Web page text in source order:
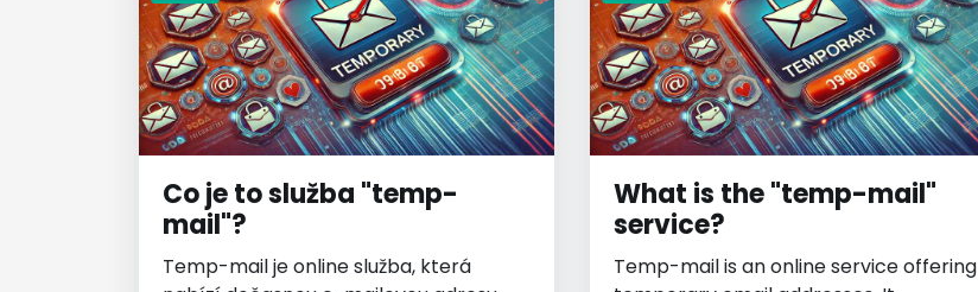
Co je to služba "temp-
mail"?
Temp-mail je online služba, která
What is the "temp-mail"
service?
Temp-mail is an online service offering